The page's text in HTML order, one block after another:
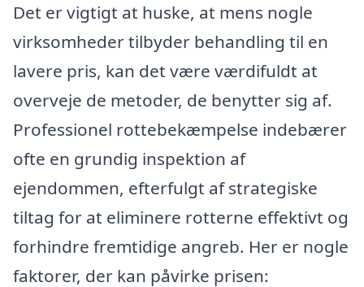
Det er vigtigt at huske, at mens nogle
virksomheder tilbyder behandling til en
lavere pris, kan det være værdifuldt at
overveje de metoder, de benytter sig af.
Professionel rottebekæmpelse indebærer
ofte en grundig inspektion af
ejendommen, efterfulgt af strategiske
tiltag for at eliminere rotterne effektivt og
forhindre fremtidige angreb. Her er nogle
faktorer, der kan påvirke prisen: